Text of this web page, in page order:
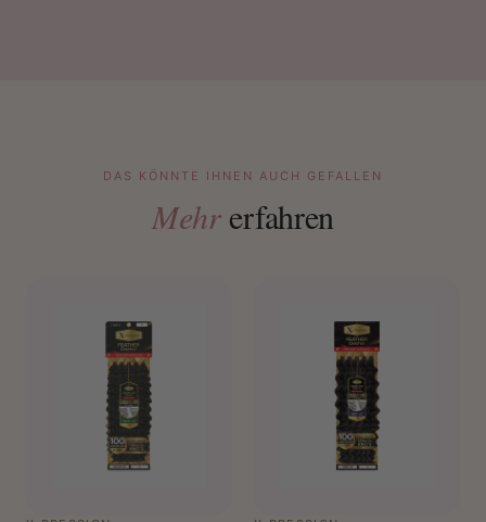
DAS KÖNNTE IHNEN AUCH GEFALLEN
Mehrerfahren